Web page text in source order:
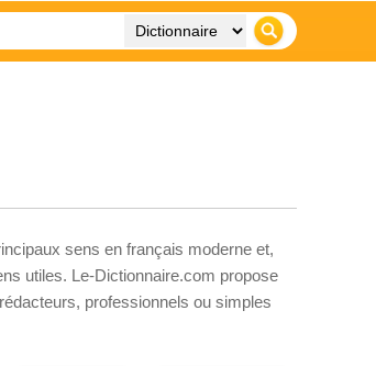
sens en français moderne et,
utiles. Le-Dictionnaire.com propose
professionnels ou simples